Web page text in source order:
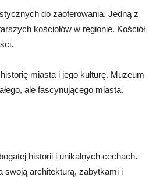
do zaoferowania. Jedną z
kościołów w regionie. Kościół
miasta i jego kulturę. Muzeum
ale fascynującego miasta.
historii i unikalnych cechach.
swoją architekturą, zabytkami i